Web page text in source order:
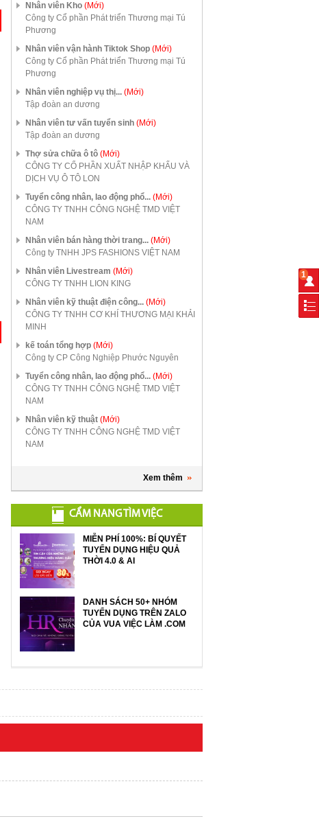
Nhân viên Kho (Mới)
Công ty Cổ phần Phát triển Thương mại Tú
Phương
Nhân viên vận hành Tiktok Shop (Mới)
Công ty Cổ phần Phát triển Thương mại Tú
Phương
Nhân viên nghiệp vụ thị... (Mới)
Tập đoàn an dương
Nhân viên tư vấn tuyển sinh (Mới)
Tập đoàn an dương
Thợ sửa chữa ô tô (Mới)
CÔNG TY CỔ PHẦN XUẤT NHẬP KHẨU VÀ
DỊCH VỤ Ô TÔ LON
Tuyển công nhân, lao động phổ... (Mới)
CÔNG TY TNHH CÔNG NGHỆ TMD VIỆT
NAM
Nhân viên bán hàng thời trang... (Mới)
Công ty TNHH JPS FASHIONS VIỆT NAM
Nhân viên Livestream (Mới)
CÔNG TY TNHH LION KING
Nhân viên kỹ thuật điện công... (Mới)
CÔNG TY TNHH CƠ KHÍ THƯƠNG MẠI KHẢI
MINH
kế toán tổng hợp (Mới)
Công ty CP Công Nghiệp Phước Nguyên
Tuyển công nhân, lao động phổ... (Mới)
CÔNG TY TNHH CÔNG NGHỆ TMD VIỆT
NAM
Nhân viên kỹ thuật (Mới)
CÔNG TY TNHH CÔNG NGHỆ TMD VIỆT
NAM
Xem thêm
CẨM NANG TÌM VIỆC
MIỄN PHÍ 100%: BÍ QUYẾT
TUYỂN DỤNG HIỆU QUẢ
THỜI 4.0 & AI
DANH SÁCH 50+ NHÓM
TUYỂN DỤNG TRÊN ZALO
CỦA VUA VIỆC LÀM .COM
1